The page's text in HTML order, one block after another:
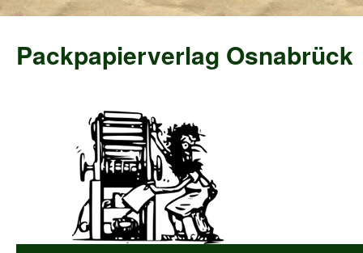
Packpapierverlag Osnabrück